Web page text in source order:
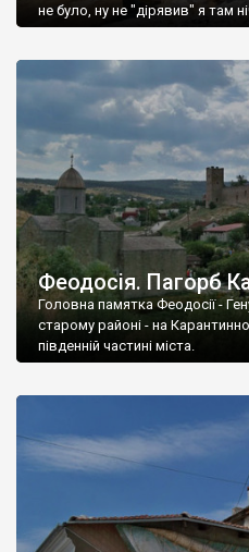
не було, ну не "дірявив" я там
Феодосія. Пагорб
Головна памятка Феодосії -
старому районі - на
південній частині міста.